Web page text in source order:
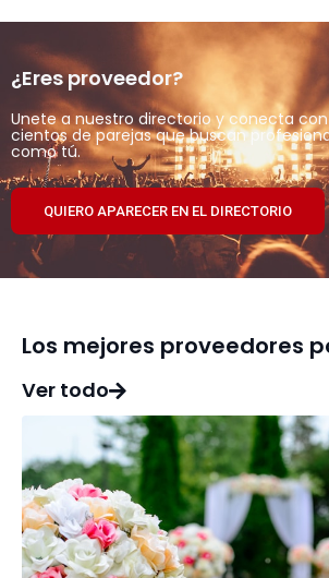
¿Eres proveedor?
Unete a nuestro directorio y conecta con
cientos de parejas que buscan
como tú.
QUIERO APARECER EN EL DIRECTORIO
Los mejores proveedores
Ver todo